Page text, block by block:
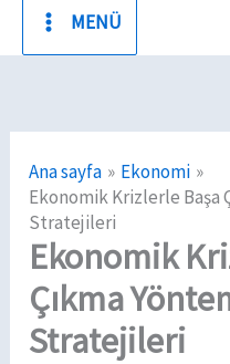
MENÜ
Ana sayfa
Ekonomi
Ekonomik Krizlerle Başa
Stratejileri
Ekonomik
Çıkma
Stratejileri